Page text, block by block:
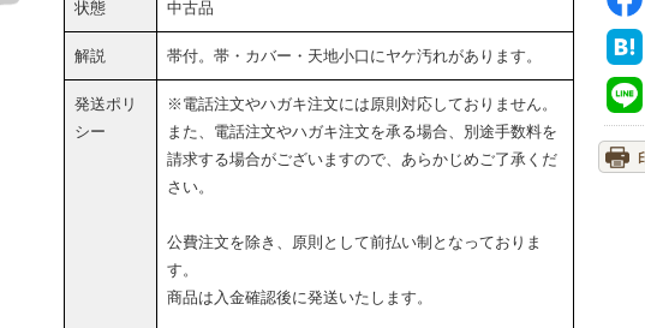
状態 中古品
解説 帯付。帯・カバー・天地小口にヤケ汚れがあります。
発送ポリ
シー
※電話注文やハガキ注文には原則対応しておりません。
また、電話注文やハガキ注文を承る場合、別途手数料を
請求する場合がございますので、あらかじめご了承くだ
さい。
公費注文を除き、原則として前払い制となっておりま
す。
商品は入金確認後に発送いたします。